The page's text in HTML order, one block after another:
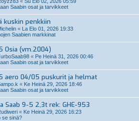
Saabin osat ja tarvikkeet
kuskin penkkiin
« La Elo 01, 2026 19:33
Saabien markkinat
Osia (vm.2004)
« Pe Heinä 31, 2026 00:46
Saabin osat ja tarvikkeet
aero 04/05 puskurit ja helmat
« Ke Heinä 29, 2026 18:46
Saabin osat ja tarvikkeet
Saab 9-5 2,3t rek: GHE-953
« Ke Heinä 29, 2026 16:23
se sinä?